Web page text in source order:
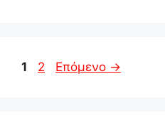
Σελίδα
1 Σελίδα
2 Επόμενο →